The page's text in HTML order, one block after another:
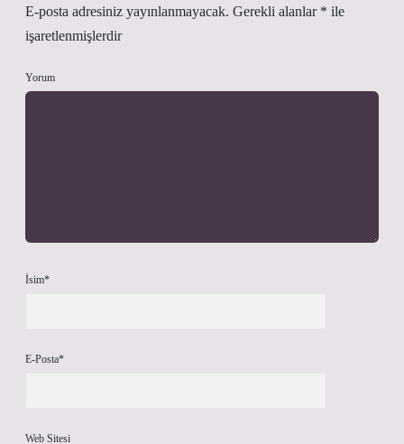
E-posta adresiniz yayınlanmayacak. Gerekli alanlar * ile
işaretlenmişlerdir
Yorum
İsim*
E-Posta*
Web Sitesi